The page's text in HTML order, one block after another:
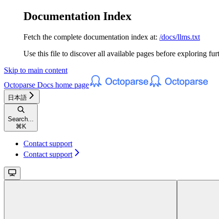
Documentation Index
Fetch the complete documentation index at: /docs/llms.txt
Use this file to discover all available pages before exploring
Skip to main content
Octoparse Docs home page
日本語
Search...
⌘ K
Contact support
Contact support